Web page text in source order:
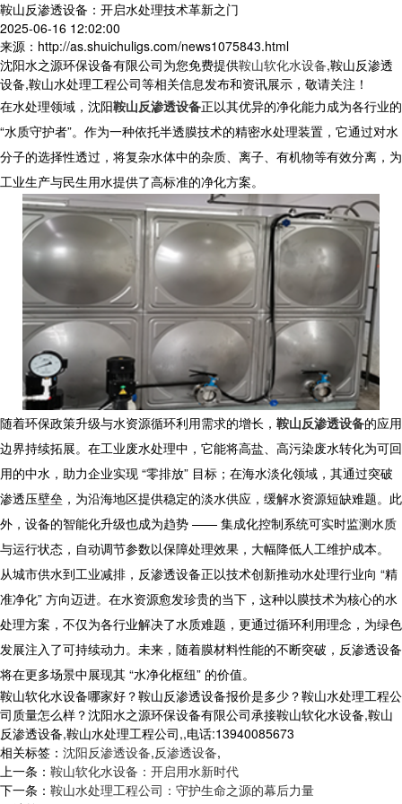
鞍山反渗透设备：开启水处理技术革新之门
2025-06-16 12:02:00
来源：http://as.shuichuligs.com/news1075843.html
沈阳水之源环保设备有限公司为您免费提供鞍山软化水设备,鞍山反渗透
设备,鞍山水处理工程公司等相关信息发布和资讯展示，敬请关注！
在水处理领域，沈阳鞍山反渗透设备正以其优异的净化能力成为各行业的
“水质守护者”。作为一种依托半透膜技术的精密水处理装置，它通过对水
分子的选择性透过，将复杂水体中的杂质、离子、有机物等有效分离，为
工业生产与民生用水提供了高标准的净化方案。
随着环保政策升级与水资源循环利用需求的增长， 鞍山反渗透设备的应用
边界持续拓展。在工业废水处理中，它能将高盐、高污染废水转化为可回
用的中水，助力企业实现 “零排放” 目标；在海水淡化领域，其通过突破
渗透压壁垒，为沿海地区提供稳定的淡水供应，缓解水资源短缺难题。此
外，设备的智能化升级也成为趋势 —— 集成化控制系统可实时监测水质
与运行状态，自动调节参数以保障处理效果，大幅降低人工维护成本。
从城市供水到工业减排，反渗透设备正以技术创新推动水处理行业向 “精
准净化” 方向迈进。在水资源愈发珍贵的当下，这种以膜技术为核心的水
处理方案，不仅为各行业解决了水质难题，更通过循环利用理念，为绿色
发展注入了可持续动力。未来，随着膜材料性能的不断突破，反渗透设备
将在更多场景中展现其 “水净化枢纽” 的价值。
鞍山软化水设备哪家好？鞍山反渗透设备报价是多少？鞍山水处理工程公
司质量怎么样？沈阳水之源环保设备有限公司承接鞍山软化水设备,鞍山
反渗透设备,鞍山水处理工程公司,,电话:13940085673
相关标签： 沈阳反渗透设备,反渗透设备,
上一条： 鞍山软化水设备：开启用水新时代
下一条： 鞍山水处理工程公司：守护生命之源的幕后力量